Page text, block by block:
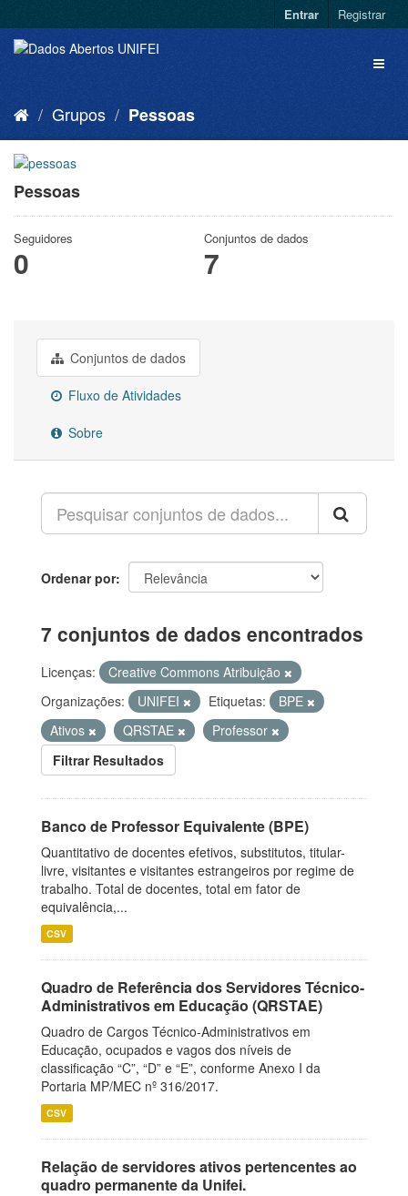
Entrar Registrar
Grupos Pessoas
Pessoas
Seguidores
0
Conjuntos de dados
7
Conjuntos de dados
Fluxo de Atividades
Sobre
Ordenar por
7 conjuntos de dados encontrados
Licenças:
Creative Commons Atribuição
Organizações:
UNIFEI Etiquetas:
BPE
Ativos
QRSTAE
Professor
Filtrar Resultados
Banco de Professor Equivalente (BPE)
Quantitativo de docentes efetivos, substitutos, titular-
livre, visitantes e visitantes estrangeiros por regime de
trabalho. Total de docentes, total em fator de
equivalência,...
CSV
Quadro de Referência dos Servidores Técnico-
Administrativos em Educação (QRSTAE)
Quadro de Cargos Técnico-Administrativos em
Educação, ocupados e vagos dos níveis de
classificação “C”, “D” e “E”, conforme Anexo I da
Portaria MP/MEC nº 316/2017.
CSV
Relação de servidores ativos pertencentes ao
quadro permanente da Unifei.